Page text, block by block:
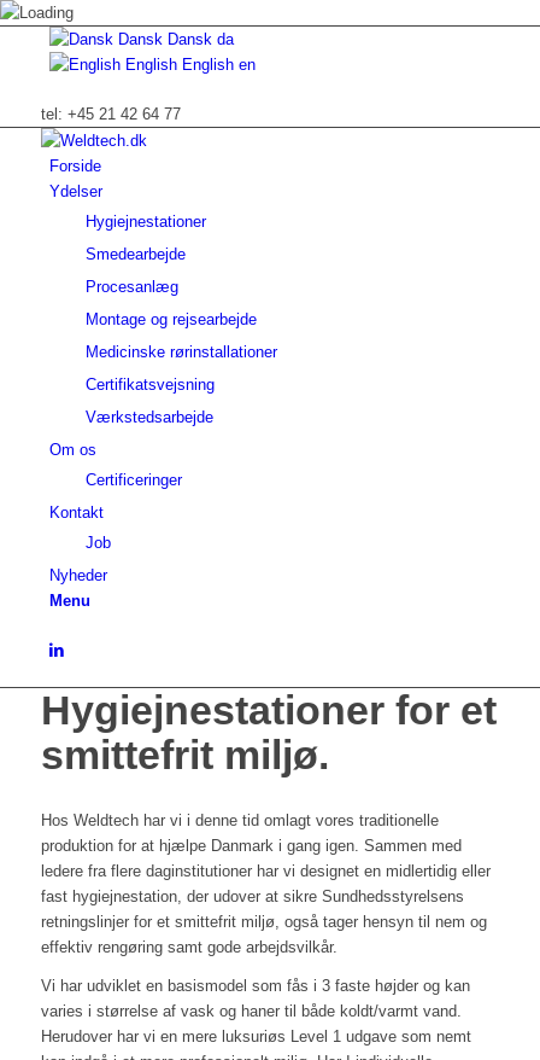
Dansk Dansk da
English English en
tel: +45 21 42 64 77
Forside
Ydelser
Hygiejnestationer
Smedearbejde
Procesanlæg
Montage og rejsearbejde
Medicinske rørinstallationer
Certifikatsvejsning
Værkstedsarbejde
Om os
Certificeringer
Kontakt
Job
Nyheder
Menu
Hygiejnestationer for et
smittefrit miljø.
Hos Weldtech har vi i denne tid omlagt vores traditionelle
produktion for at hjælpe Danmark i gang igen. Sammen med
ledere fra flere daginstitutioner har vi designet en midlertidig eller
fast hygiejnestation, der udover at sikre Sundhedsstyrelsens
retningslinjer for et smittefrit miljø, også tager hensyn til nem og
effektiv rengøring samt gode arbejdsvilkår.
Vi har udviklet en basismodel som fås i 3 faste højder og kan
varies i størrelse af vask og haner til både koldt/varmt vand.
Herudover har vi en mere luksuriøs Level 1 udgave som nemt